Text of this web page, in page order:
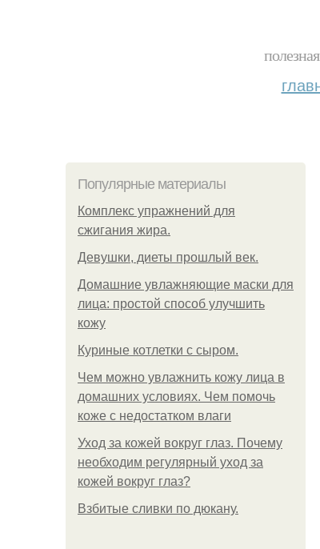
Популярные материалы
Комплекс упражнений для
сжигания жира.
Девушки, диеты прошлый век.
Домашние увлажняющие маски для
лица: простой способ улучшить
кожу
Куриные котлетки с сыром.
Чем можно увлажнить кожу лица в
домашних условиях. Чем помочь
коже с недостатком влаги
Уход за кожей вокруг глаз. Почему
необходим регулярный уход за
кожей вокруг глаз?
Взбитые сливки по дюкану.